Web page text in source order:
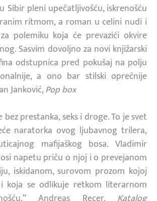
Sibir pleni upečatljivošću, iskrenošću
ritmom, a roman u celini nudi i
polemiku koja će prevazići okvire
Sasvim dovoljno za novi knjižarski
odstupnica pred pokušaj na polju
a ono bar stilski oprečnije
Janković,Pop box
bez prestanka, seks i droge. To je svet
naratorka ovog ljubavnog trilera,
mafijaškog bosa. Vladimir
napetu priču o njoj i o prevejanom
iskidanom, surovom prozom kojoj
koja se odlikuje retkom literarnom